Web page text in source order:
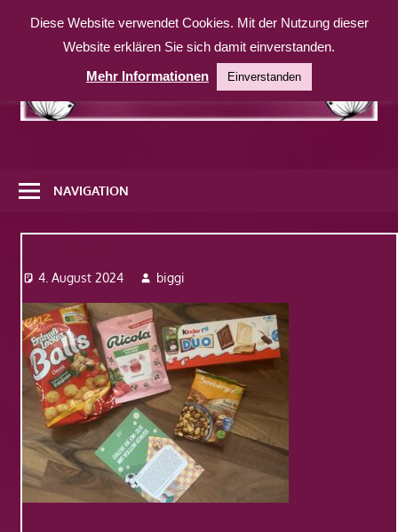
Inhalt
weitere
Website
NAVIGATION
4. August 2024 biggi
Diese Website verwendet Cookies. Mit der Nutzung dieser
Website erklären Sie sich damit einverstanden.
Mehr Informationen
Einverstanden